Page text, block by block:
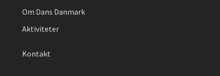
Om Dans Danmark
Aktiviteter
Kontakt